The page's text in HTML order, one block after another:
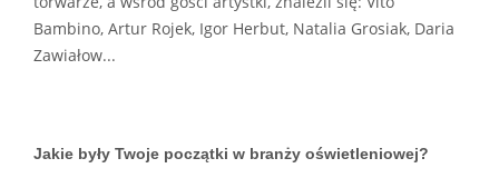
Bambino, Artur Rojek, Igor Herbut, Natalia Grosiak, Daria
Zawiałow...
Jakie były Twoje początki w branży oświetleniowej?